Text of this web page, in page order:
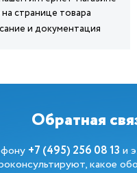
странице товара
и документация
Обратная
+7 (495) 256 08 13 и
какое